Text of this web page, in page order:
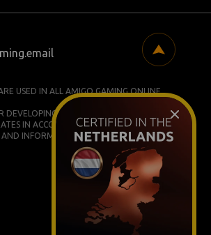
USED IN ALL AMIGO GAMING ONLINE
DEVELOPING AND COMMERCIALIZING
IN ACCORDANCE WITH ISO/IEC
INFORMATION SECURITY.